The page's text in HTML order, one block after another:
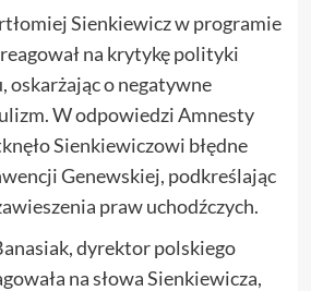
Sienkiewicz w programie
na krytykę polityki
oskarżając o negatywne
W odpowiedzi Amnesty
Sienkiewiczowi błędne
Genewskiej, podkreślając
praw uchodźczych.
dyrektor polskiego
na słowa Sienkiewicza,